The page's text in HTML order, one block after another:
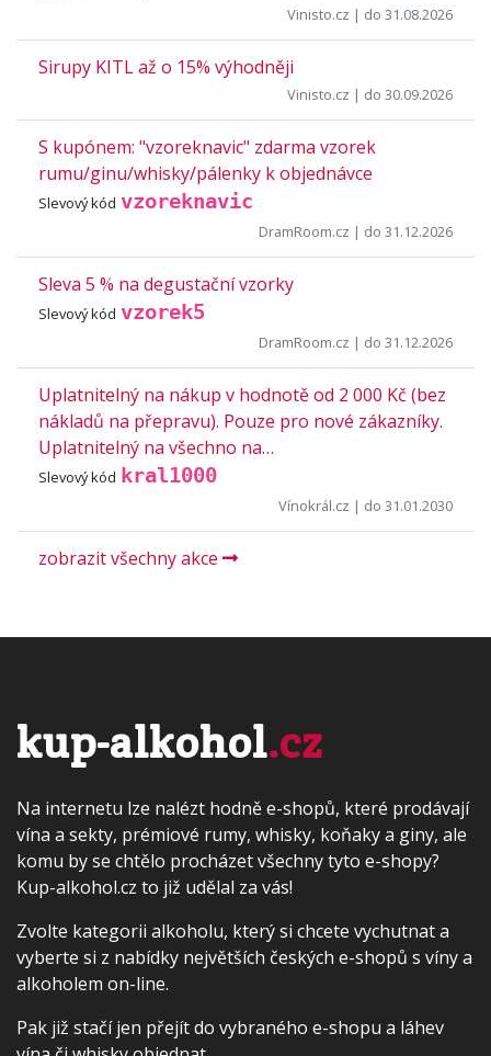
Vinisto.cz | do 31.08.2026
Sirupy KITL až o 15% výhodněji
Vinisto.cz | do 30.09.2026
S kupónem: "vzoreknavic" zdarma vzorek
rumu/ginu/whisky/pálenky k objednávce
Slevový kód vzoreknavic
DramRoom.cz | do 31.12.2026
Sleva 5 % na degustační vzorky
Slevový kód vzorek5
DramRoom.cz | do 31.12.2026
Uplatnitelný na nákup v hodnotě od 2 000 Kč (bez
nákladů na přepravu). Pouze pro nové zákazníky.
Uplatnitelný na všechno na…
Slevový kód kral1000
Vínokrál.cz | do 31.01.2030
zobrazit všechny akce
kup-alkohol.cz
Na internetu lze nalézt hodně e-shopů, které prodávají
vína a sekty, prémiové rumy, whisky, koňaky a giny, ale
komu by se chtělo procházet všechny tyto e-shopy?
Kup-alkohol.cz to již udělal za vás!
Zvolte kategorii alkoholu, který si chcete vychutnat a
vyberte si z nabídky největších českých e-shopů s víny a
alkoholem on-line.
Pak již stačí jen přejít do vybraného e-shopu a láhev